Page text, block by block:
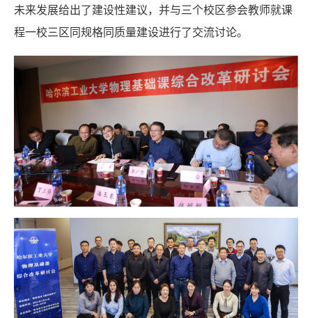
未来发展给出了建设性建议，并与三个校区参会教师就课
程一校三区同规格同质量建设进行了交流讨论。